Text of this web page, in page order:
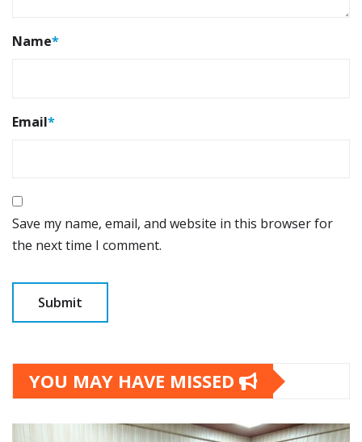
Name*
Email*
Save my name, email, and website in this browser for
the next time I comment.
YOU MAY HAVE MISSED